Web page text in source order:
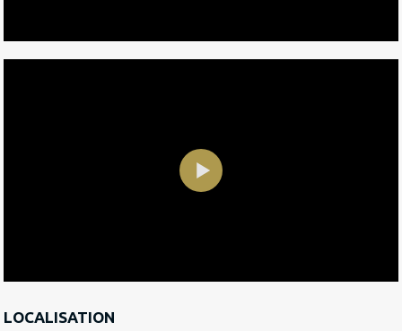
LOCALISATION